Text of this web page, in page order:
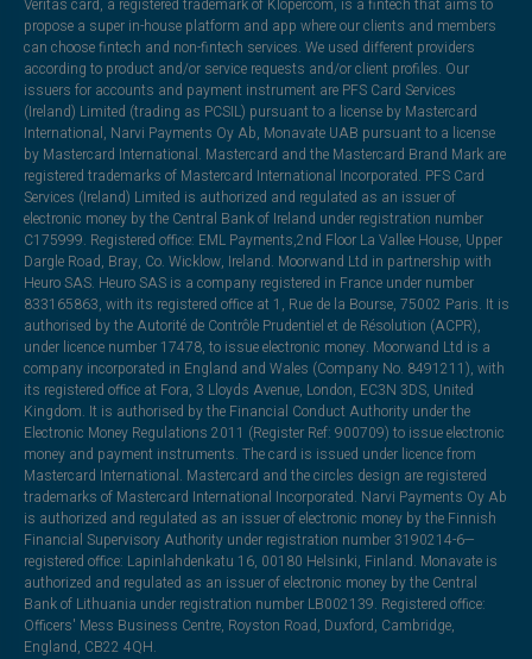
Veritas card, a registered trademark of Klopercom, is a fintech that aims to
propose a super in-house platform and app where our clients and members
can choose fintech and non-fintech services. We used different providers
according to product and/or service requests and/or client profiles. Our
issuers for accounts and payment instrument are PFS Card Services
(Ireland) Limited (trading as PCSIL) pursuant to a license by Mastercard
International, Narvi Payments Oy Ab, Monavate UAB pursuant to a license
by Mastercard International. Mastercard and the Mastercard Brand Mark are
registered trademarks of Mastercard International Incorporated. PFS Card
Services (Ireland) Limited is authorized and regulated as an issuer of
electronic money by the Central Bank of Ireland under registration number
C175999. Registered office: EML Payments,2nd Floor La Vallee House, Upper
Dargle Road, Bray, Co. Wicklow, Ireland. Moorwand Ltd in partnership with
Heuro SAS. Heuro SAS is a company registered in France under number
833165863, with its registered office at 1, Rue de la Bourse, 75002 Paris. It is
authorised by the Autorité de Contrôle Prudentiel et de Résolution (ACPR),
under licence number 17478, to issue electronic money. Moorwand Ltd is a
company incorporated in England and Wales (Company No. 8491211), with
its registered office at Fora, 3 Lloyds Avenue, London, EC3N 3DS, United
Kingdom. It is authorised by the Financial Conduct Authority under the
Electronic Money Regulations 2011 (Register Ref: 900709) to issue electronic
money and payment instruments. The card is issued under licence from
Mastercard International. Mastercard and the circles design are registered
trademarks of Mastercard International Incorporated. Narvi Payments Oy Ab
is authorized and regulated as an issuer of electronic money by the Finnish
Financial Supervisory Authority under registration number 3190214-6—
registered office: Lapinlahdenkatu 16, 00180 Helsinki, Finland. Monavate is
authorized and regulated as an issuer of electronic money by the Central
Bank of Lithuania under registration number LB002139. Registered office:
Officers' Mess Business Centre, Royston Road, Duxford, Cambridge,
England, CB22 4QH.